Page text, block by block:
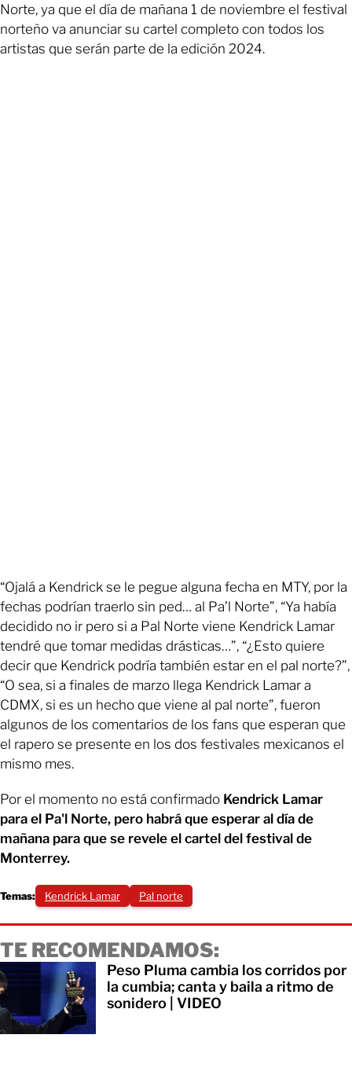
Norte, ya que el día de mañana 1 de noviembre el festival
norteño va anunciar su cartel completo con todos los
artistas que serán parte de la edición 2024.
“Ojalá a Kendrick se le pegue alguna fecha en MTY, por la
fechas podrían traerlo sin ped… al Pa’l Norte”, “Ya había
decidido no ir pero si a Pal Norte viene Kendrick Lamar
tendré que tomar medidas drásticas…”, “¿Esto quiere
decir que Kendrick podría también estar en el pal norte?”,
“O sea, si a finales de marzo llega Kendrick Lamar a
CDMX, si es un hecho que viene al pal norte”, fueron
algunos de los comentarios de los fans que esperan que
el rapero se presente en los dos festivales mexicanos el
mismo mes.
Por el momento no está confirmado Kendrick Lamar
para el Pa'l Norte, pero habrá que esperar al día de
mañana para que se revele el cartel del festival de
Monterrey.
Temas: Kendrick Lamar Pal norte
TE RECOMENDAMOS:
Peso Pluma cambia los corridos por
la cumbia; canta y baila a ritmo de
sonidero | VIDEO